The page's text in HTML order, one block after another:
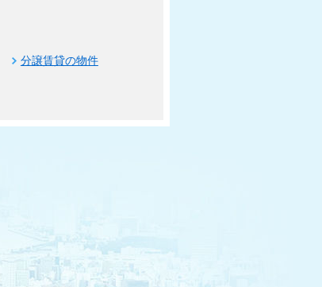
分譲賃貸の物件